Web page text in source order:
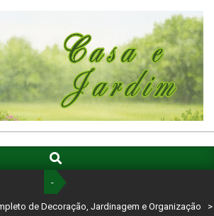
Search
-
de Decoração, Jardinagem e Organização >